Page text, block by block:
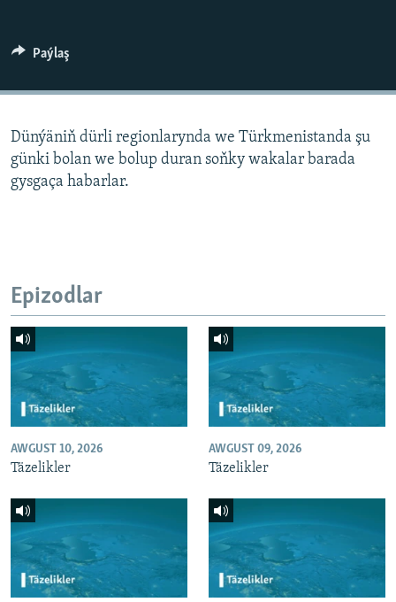
Paýlaş
Dünýäniň dürli regionlarynda we Türkmenistanda şu
günki bolan we bolup duran soňky wakalar barada
gysgaça habarlar.
Epizodlar
AWGUST 10, 2026
Täzelikler
AWGUST 09, 2026
Täzelikler